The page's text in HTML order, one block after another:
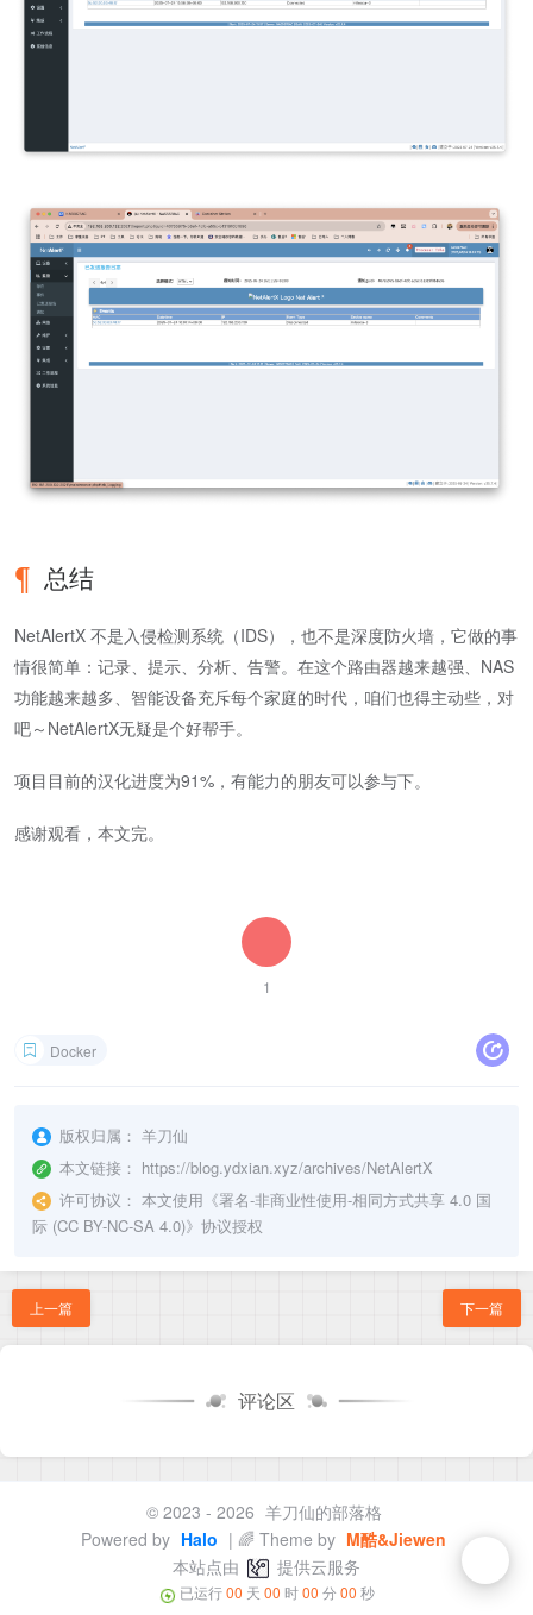
总结
NetAlertX 不是入侵检测系统（IDS），也不是深度防火墙，它做的事
情很简单：记录、提示、分析、告警。在这个路由器越来越强、NAS
功能越来越多、智能设备充斥每个家庭的时代，咱们也得主动些，对
吧～NetAlertX无疑是个好帮手。
项目目前的汉化进度为91%，有能力的朋友可以参与下。
感谢观看，本文完。
1
Docker
版权归属： 羊刀仙
本文链接： https://blog.ydxian.xyz/archives/NetAlertX
许可协议： 本文使用《署名-非商业性使用-相同方式共享 4.0 国
际 (CC BY-NC-SA 4.0)》协议授权
上一篇 下一篇
评论区
© 2023 - 2026 羊刀仙的部落格
Powered by Halo | 🌈 Theme by M酷&Jiewen
本站点由
提供云服务
已运行00 天 00 时00 分 00 秒